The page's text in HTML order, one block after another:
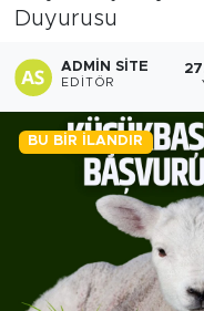
Duyurusu
ADMIN SITE
EDITÖR
BU BIR İLANDIR
MD Prestij
Siyaset
Spor
Yaşam
Eğitim
Haber Arşivi